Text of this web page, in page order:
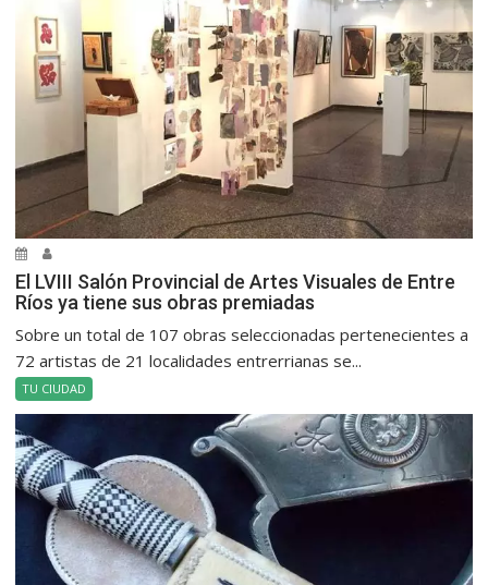
El LVIII Salón Provincial de Artes Visuales de Entre
Ríos ya tiene sus obras premiadas
Sobre un total de 107 obras seleccionadas pertenecientes a
72 artistas de 21 localidades entrerrianas se...
TU CIUDAD